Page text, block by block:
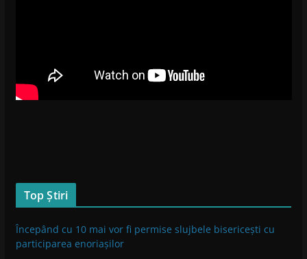
Top Știri
Începând cu 10 mai vor fi permise slujbele bisericești cu
participarea enoriașilor